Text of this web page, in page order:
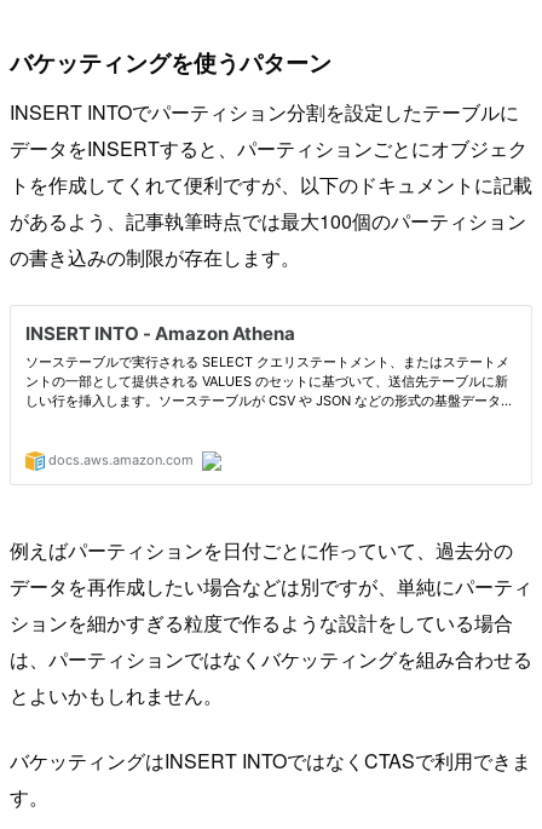
バケッティングを使うパターン
INSERT INTOでパーティション分割を設定したテーブルに
データをINSERTすると、パーティションごとにオブジェク
トを作成してくれて便利ですが、以下のドキュメントに記載
があるよう、記事執筆時点では最大100個のパーティション
の書き込みの制限が存在します。
例えばパーティションを日付ごとに作っていて、過去分の
データを再作成したい場合などは別ですが、単純にパーティ
ションを細かすぎる粒度で作るような設計をしている場合
は、パーティションではなくバケッティングを組み合わせる
とよいかもしれません。
バケッティングはINSERT INTOではなくCTASで利用できま
す。